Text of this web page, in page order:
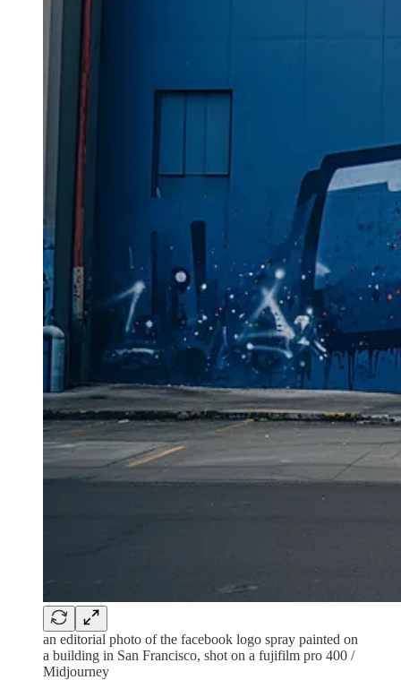
an editorial photo of the facebook logo spray painted on
a building in San Francisco, shot on a fujifilm pro 400 /
Midjourney